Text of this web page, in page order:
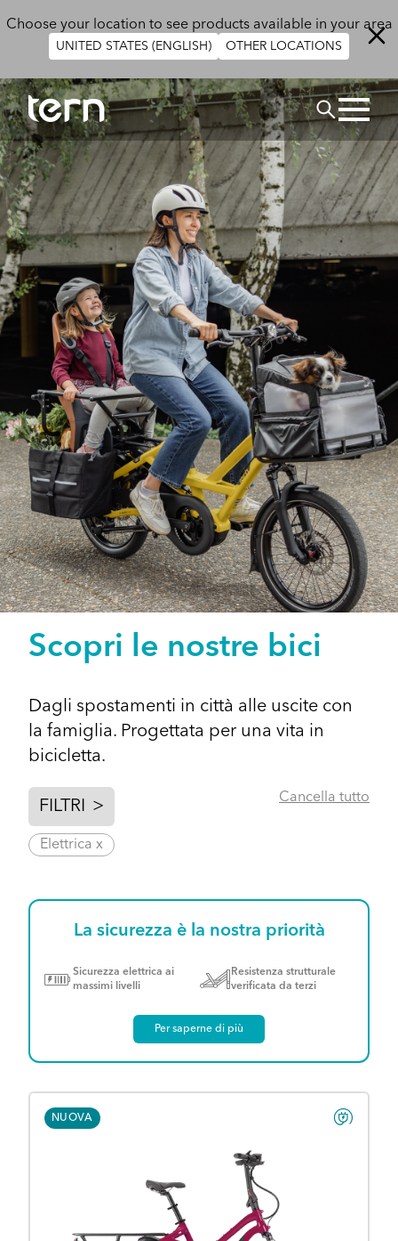
Choose your location to see products available in your area
UNITED STATES (ENGLISH) OTHER LOCATIONS
Cerca
Scopri le nostre bici
Dagli spostamenti in città alle uscite con
la famiglia. Progettata per una vita in
bicicletta.
FILTRI > Cancella tutto
Elettrica x
La sicurezza è la nostra priorità
Sicurezza elettrica ai
massimi livelli
Resistenza strutturale
verificata da terzi
Per saperne di più
NUOVA